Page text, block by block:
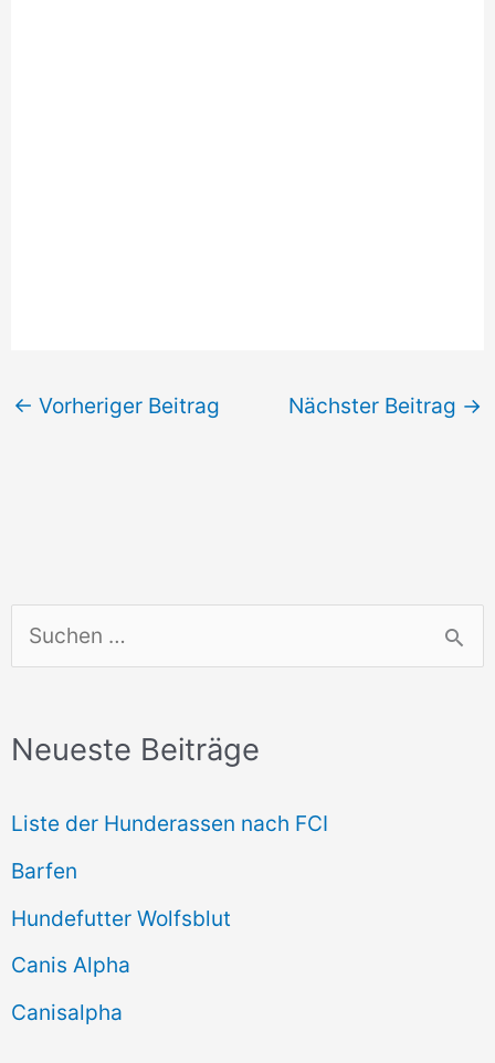
u
h
n
n
a
c
h
Neueste Beiträge
Liste der Hunderassen nach FCI
Barfen
Hundefutter Wolfsblut
Canis Alpha
Canisalpha
← Vorheriger Beitrag Nächster Beitrag →